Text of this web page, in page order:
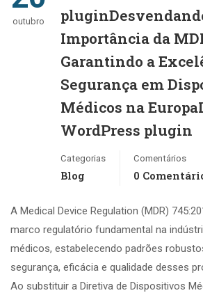
outubro
Importância da
Garantindo a
Segurança em
Médicos na
WordPress plugin
Categorias
Blog
Comentários
0
A Medical Device Regulation (MDR)
marco regulatório fundamental na
médicos, estabelecendo padrões
segurança, eficácia e qualidade desses
Ao substituir a Diretiva de Dispositivos